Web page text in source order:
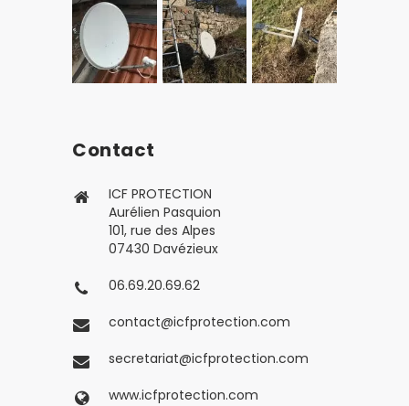
Contact
ICF PROTECTION
Aurélien Pasquion
101, rue des Alpes
07430 Davézieux
06.69.20.69.62
contact@icfprotection.com
secretariat@icfprotection.com
www.icfprotection.com